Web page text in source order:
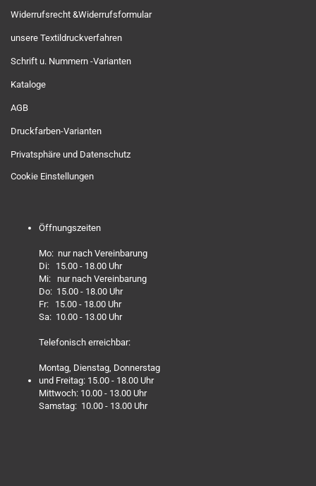
Widerrufsrecht &Widerrufsformular
unsere Textildruckverfahren
Schrift u. Nummern -Varianten
Kataloge
AGB
Druckfarben-Varianten
Privatsphäre und Datenschutz
Cookie Einstellungen
Öffnungszeiten
Mo: nur nach Vereinbarung
Di: 15.00 - 18.00 Uhr
Mi: nur nach Vereinbarung
Do: 15.00 - 18.00 Uhr
Fr: 15.00 - 18.00 Uhr
Sa: 10.00 - 13.00 Uhr
Telefonisch erreichbar:
Montag, Dienstag, Donnerstag
und Freitag: 15.00 - 18.00 Uhr
Mittwoch: 10.00 - 13.00 Uhr
Samstag: 10.00 - 13.00 Uhr